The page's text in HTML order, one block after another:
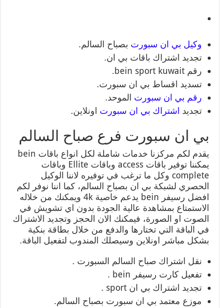
وكيل بي ان سبورت بصباح السالم.
تجديد اشتراك باقات بي ان.
رقم bein sport kuwait.
تسديد اقساط بي ان سبورت.
رقم بي ان سبورت الموحد.
تجديد اشتراك بي ان سبورت اونلاين.
بي ان سبورت فرع صباح السالم
يقدم لكم مركزنا خدمات شاملة لكل انواع باقات bein
يمكننا توفير باقات access وباقات Ellite وباقات
complete وكل ما ترغب في توفيره لاننا الوكيل
الحصري لشبكة بي ان بصباح السالم، كما اننا نوفر لكم
افضل رسيفر bein يدعم خاصية 4k ويمكنك من خلاله
الاستمتاع بمشاهدة عالية الجودة بدون اي تشويش في
الصوت او الصورة، فيمكنك الان الحجز وتجديد الاشتراك
في الباقة التي تختارها والدفع من خلال بطاقة بنكية
بشكل مباشر اونلاين وسيصلك المندوب لتفعيل الباقة.
نقل اشتراك صباح السالم السبورت .
تفعيل كارت رسيفر bein .
تجديد اشتراك بي ان sport .
موزع معتمد بي ان سبورت بصباح السالم.